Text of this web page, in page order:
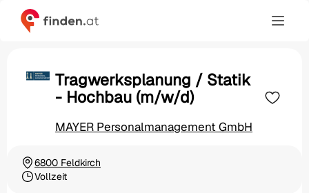
Tragwerksplanung / Statik
- Hochbau (m/w/d)
MAYER Personalmanagement GmbH
Ortschaft
6800 Feldkirch
Beschäftigungsart
Vollzeit